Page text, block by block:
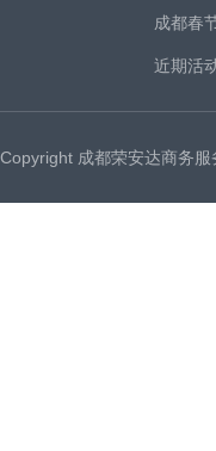
成都春
近期活
Copyright 成都荣安达商务